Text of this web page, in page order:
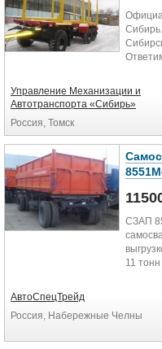
покупке
Масса
Полная
Объем
2х4
заднюю
мм 915
Управление Механизации и
Автотранспорта «Сибирь»
Россия, Томск
СЗАП
11
А-
АвтоСпецТрейд
Россия, Набережные Челны